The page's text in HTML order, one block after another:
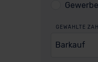
Gewerbe
GEWÄHLTE
Barkauf